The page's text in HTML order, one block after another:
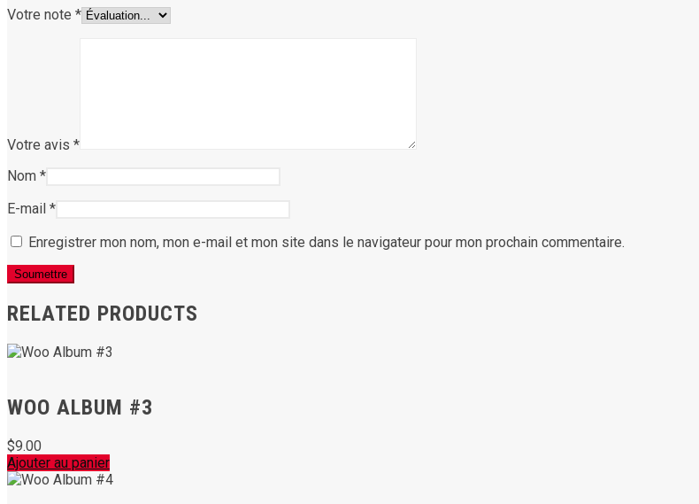
Votre note *
Votre avis *
Nom *
E-mail *
Enregistrer mon nom, mon e-mail et mon site dans le navigateur pour mon prochain commentaire.
RELATED PRODUCTS
WOO ALBUM #3
$9.00
Ajouter au panier